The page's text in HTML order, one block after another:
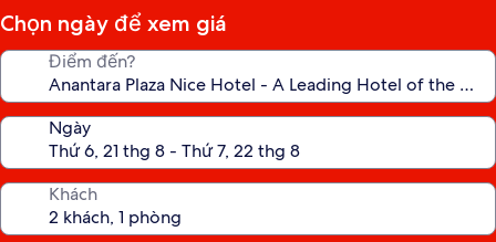
5.0
sao
Chọn ngày để xem giá
Điểm đến?
Ngày
Khách